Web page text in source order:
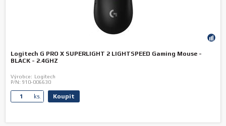
Logitech G PRO X SUPERLIGHT 2 LIGHTSPEED Gaming Mouse -
BLACK - 2.4GHZ
Výrobce: Logitech
P/N: 910-006630
ks. Koupit